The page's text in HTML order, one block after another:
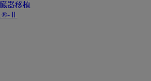
器移植
®-Ⅱ